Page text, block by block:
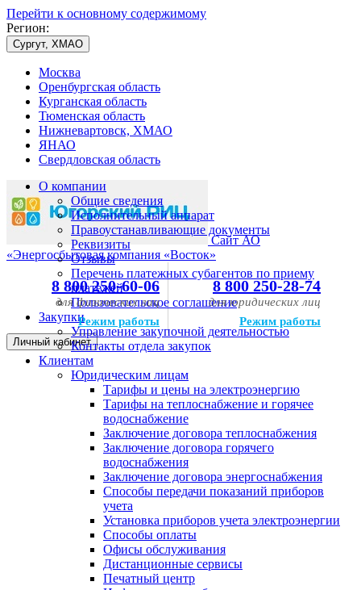
Перейти к основному содержимому
Регион:
Сургут, ХМАО
Москва
Оренбургская область
Курганская область
Тюменская область
Нижневартовск, ХМАО
ЯНАО
Свердловская область
Сайт АО
«Энергосбытовая компания «Восток»
8 800 250-60-06
для физических лиц
Режим работы
8 800 250-28-74
для юридических лиц
Режим работы
Личный кабинет
О компании
Общие сведения
Исполнительный аппарат
Правоустанавливающие документы
Реквизиты
Отзывы
Перечень платежных субагентов по приему
платежей
Пользовательское соглашение
Закупки
Управление закупочной деятельностью
Контакты отдела закупок
Клиентам
Юридическим лицам
Тарифы и цены на электроэнергию
Тарифы на теплоснабжение и горячее
водоснабжение
Заключение договора теплоснабжения
Заключение договора горячего
водоснабжения
Заключение договора энергоснабжения
Способы передачи показаний приборов
учета
Установка приборов учета электроэнергии
Способы оплаты
Офисы обслуживания
Дистанционные сервисы
Печатный центр